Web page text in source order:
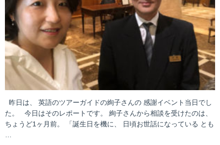
昨日は、 英語のツアーガイドの絢子さんの 感謝イベント当日でし
た。 今日はそのレポートです。 絢子さんから相談を受けたのは、
ちょうど1ヶ月前。 「誕生日を機に、 日頃お世話になっている とも